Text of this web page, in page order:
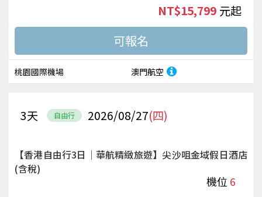
桃園國際機場 澳門航空
NT$15,799 起
自由行 2026/08/27(四)
3天
【香港自由行3日｜華航精緻旅遊】尖沙咀金域假日酒店
(含稅)
機位 6